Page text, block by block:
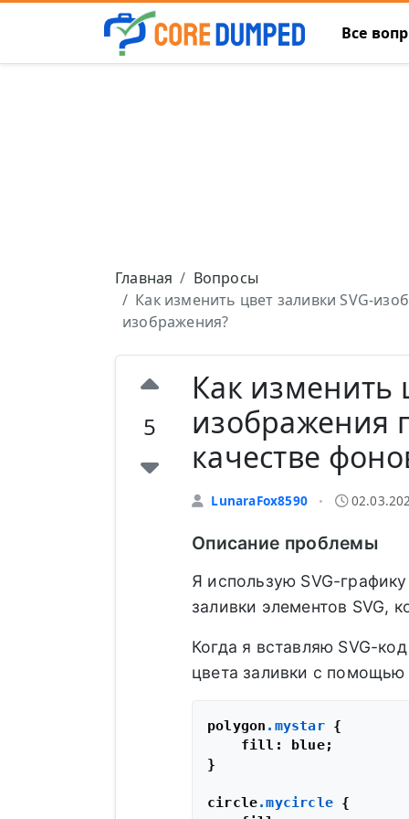
Все
Главная
Вопросы
Как изменить цвет заливки SVG-
изображения?
5
Как изменить
изображения
качестве
LunaraFox8590 •
Описание проблемы
Я использую SVG-
заливки элементов SVG,
Когда я вставляю SVG-
цвета заливки с помощью
polygon .mystar {
    fill: blue;
}
circle.mycircle {